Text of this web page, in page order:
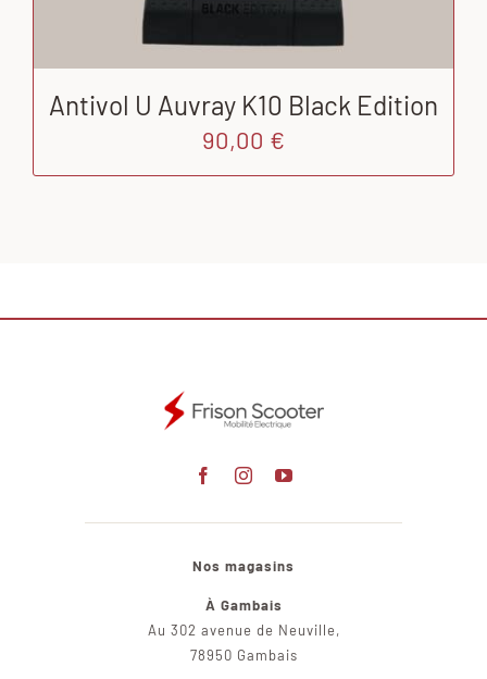
Antivol U Auvray K10 Black Edition
90,00 €
Nos magasins
À Gambais
Au 302 avenue de Neuville,
78950 Gambais